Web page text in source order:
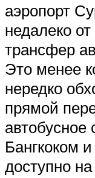
аэропорт
недалеко
трансфер
Это менее
нередко
прямой
Бангкоком
доступно